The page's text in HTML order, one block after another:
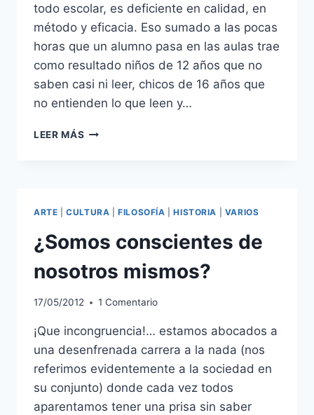
todo escolar, es deficiente en calidad, en
método y eficacia. Eso sumado a las pocas
horas que un alumno pasa en las aulas trae
como resultado niños de 12 años que no
saben casi ni leer, chicos de 16 años que
no entienden lo que leen y…
LEER MÁS ESCASEZ
ARTE |CULTURA |FILOSOFÍA |HISTORIA VARIOS
¿Somos conscientes de
nosotros mismos?
17/05/2012 1 Comentario
¡Que incongruencia!… estamos abocados a
una desenfrenada carrera a la nada (nos
referimos evidentemente a la sociedad en
su conjunto) donde cada vez todos
aparentamos tener una prisa sin saber